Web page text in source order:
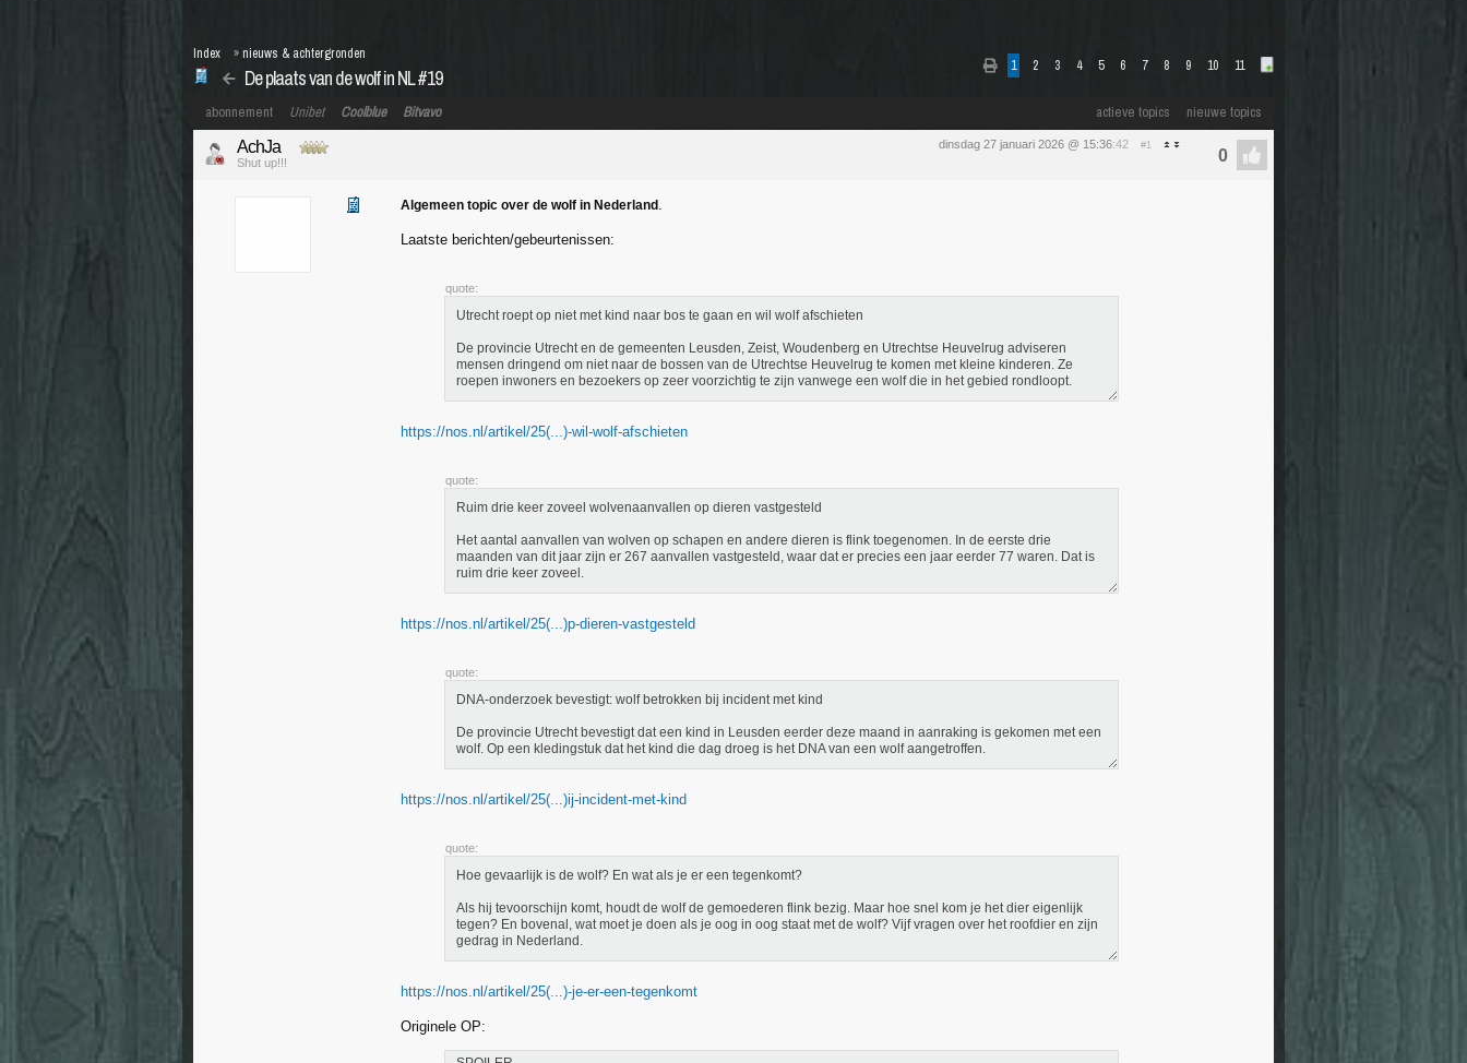
1 2 3 4 5 6 7 8 9 10 11
De plaats van de wolf in NL #19
Index » nieuws & achtergronden
actieve topics nieuwe topics
abonnement Unibet Coolblue Bitvavo
dinsdag 27 januari 2026 @ 15:36:42 #1
AchJa
Shut up!!!
Algemeen topic over de wolf in Nederland .
Laatste berichten/gebeurtenissen:
quote:
Utrecht roept op niet met kind naar bos te gaan en wil wolf afschieten
De provincie Utrecht en de gemeenten Leusden, Zeist, Woudenberg en Utrechtse Heuvelrug adviseren
mensen dringend om niet naar de bossen van de Utrechtse Heuvelrug te komen met kleine kinderen. Ze
roepen inwoners en bezoekers op zeer voorzichtig te zijn vanwege een wolf die in het gebied rondloopt.
https://nos.nl/artikel/25(...)-wil-wolf-afschieten
quote:
Ruim drie keer zoveel wolvenaanvallen op dieren vastgesteld
Het aantal aanvallen van wolven op schapen en andere dieren is flink toegenomen. In de eerste drie
maanden van dit jaar zijn er 267 aanvallen vastgesteld, waar dat er precies een jaar eerder 77 waren. Dat is
ruim drie keer zoveel.
https://nos.nl/artikel/25(...)p-dieren-vastgesteld
quote:
DNA-onderzoek bevestigt: wolf betrokken bij incident met kind
De provincie Utrecht bevestigt dat een kind in Leusden eerder deze maand in aanraking is gekomen met een
wolf. Op een kledingstuk dat het kind die dag droeg is het DNA van een wolf aangetroffen.
https://nos.nl/artikel/25(...)ij-incident-met-kind
quote:
Hoe gevaarlijk is de wolf? En wat als je er een tegenkomt?
Als hij tevoorschijn komt, houdt de wolf de gemoederen flink bezig. Maar hoe snel kom je het dier eigenlijk
tegen? En bovenal, wat moet je doen als je oog in oog staat met de wolf? Vijf vragen over het roofdier en zijn
gedrag in Nederland.
https://nos.nl/artikel/25(...)-je-er-een-tegenkomt
Originele OP: